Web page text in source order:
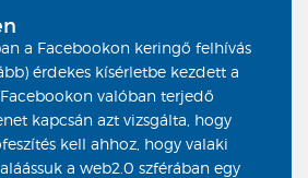
a Facebookon keringő felhívás
érdekes kísérletbe kezdett a
valóban terjedő
kapcsán azt vizsgálta, hogy
kell ahhoz, hogy valaki
a web2.0 szférában egy